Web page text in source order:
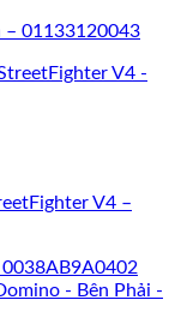
– 01133120043
V4 –